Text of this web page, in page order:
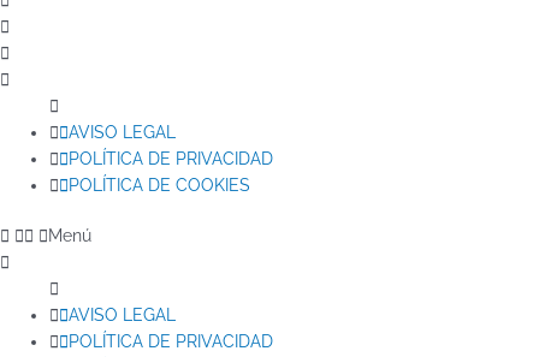
AVISO LEGAL
POLÍTICA DE PRIVACIDAD
POLÍTICA DE COOKIES
Menú
AVISO LEGAL
POLÍTICA DE PRIVACIDAD